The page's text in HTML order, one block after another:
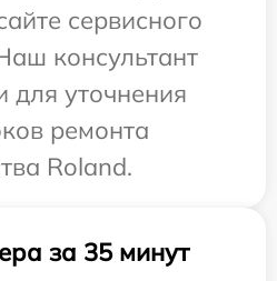
сервисного
консультант
для уточнения
ремонта
Roland.
за 35 минут